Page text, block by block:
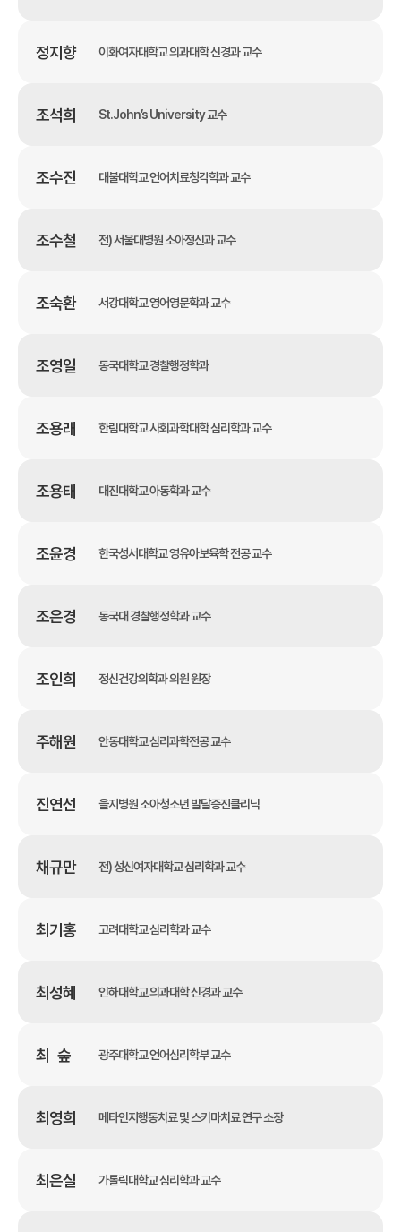
정지향 이화여자대학교 의과대학 신경과 교수
조석희 St.John’s University 교수
조수진 대불대학교 언어치료청각학과 교수
조수철 전) 서울대병원 소아정신과 교수
조숙환 서강대학교 영어영문학과 교수
조영일 동국대학교 경찰행정학과
조용래 한림대학교 사회과학대학 심리학과 교수
조용태 대진대학교 아동학과 교수
조윤경 한국성서대학교 영유아보육학 전공 교수
조은경 동국대 경찰행정학과 교수
조인희 정신건강의학과 의원 원장
주해원 안동대학교 심리과학전공 교수
진연선 을지병원 소아청소년 발달증진클리닉
채규만 전) 성신여자대학교 심리학과 교수
최기홍 고려대학교 심리학과 교수
최성혜 인하대학교 의과대학 신경과 교수
최 숲 광주대학교 언어심리학부 교수
최영희 메타인지행동치료 및 스키마치료 연구 소장
최은실 가톨릭대학교 심리학과 교수